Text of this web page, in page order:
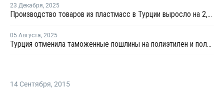
23 Декабря, 2025
Производство товаров из пластмасс в Турции выросло на 2,4%
05 Августа, 2025
Турция отменила таможенные пошлины на полиэтилен и полипропилен из Катара
14 Сентября, 2015